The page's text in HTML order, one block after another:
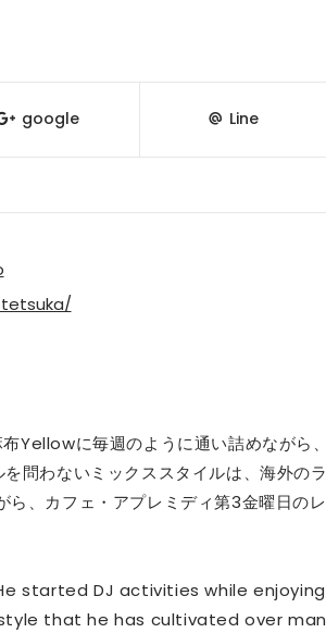
google Line
に毎週のように通い詰めながら、
問わないミックススタイルは、海外のラ
、カフェ・アプレミディ第3金曜日のレ
started DJ activities while enjoying
that he has cultivated over man